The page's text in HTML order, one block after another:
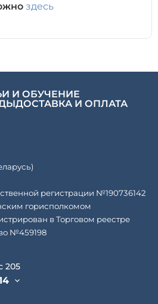
здесь
И ОБУЧЕНИЕ
ДОСТАВКА И ОПЛАТА
регистрации №190736142
горисполкомом
в Торговом реестре
№459198
205